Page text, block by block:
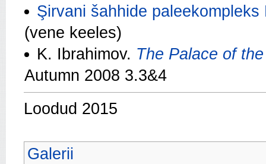
Şirvani šahhide paleekompleks
(vene keeles)
K. Ibrahimov. The Palace of
Autumn 2008 3.3&4
Loodud 2015
Galerii